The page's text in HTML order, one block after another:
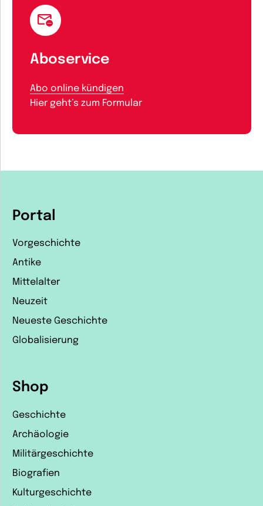
Aboservice
Abo online kündigen
Hier geht’s zum Formular
Portal
Vorgeschichte
Antike
Mittelalter
Neuzeit
Neueste Geschichte
Globalisierung
Shop
Geschichte
Archäologie
Militärgeschichte
Biografien
Kulturgeschichte